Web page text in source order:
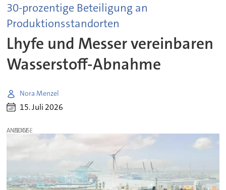
30-prozentige Beteiligung an
Produktionsstandorten
Lhyfe und Messer vereinbaren
Wasserstoff-Abnahme
Nora Menzel
15. Juli 2026
ANZEIGE